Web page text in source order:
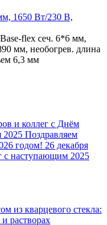
1650 Вт/230 В,
flex сеч. 6*6 мм,
мм, необогрев. длина
6,3 мм
и коллег с Днём
2025 Поздравляем
годом! 26 декабря
с наступающим 2025
из кварцевого стекла:
растворах